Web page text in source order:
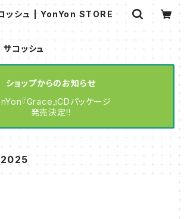
ッシュ | YonYon STORE
サコッシュ
ショップからのお知らせ
『Grace』CDパッケージ
発売決定!!
2025